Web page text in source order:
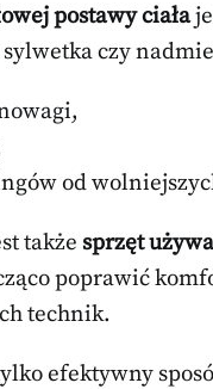
postawy ciała
czy
od
także sprzęt
poprawić
technik.
efektywny